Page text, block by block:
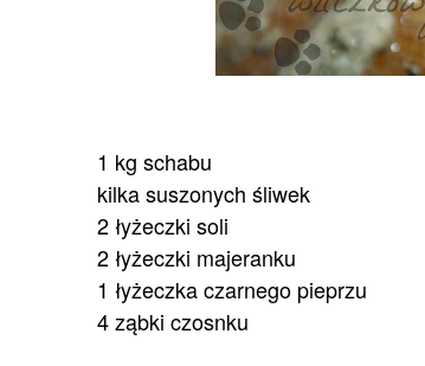
1 kg schabu
kilka suszonych śliwek
2 łyżeczki soli
2 łyżeczki majeranku
1 łyżeczka czarnego pieprzu
4 ząbki czosnku